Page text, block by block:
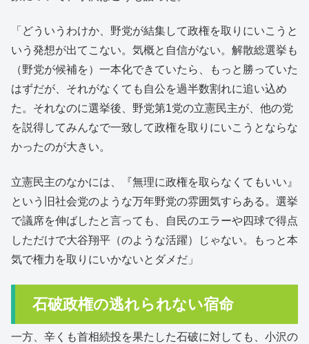
「どういうわけか、野党が結集して政権を取りにいこうと
いう発想が出てこない。気概と自信がない。解散総選挙も
（野党が候補を）一本化できていたら、もっと勝っていた
はずだが、それがなくても自公を過半数割れに追い込め
た。それなのに選挙後、野党第1党の立憲民主が、他の党
を説得してみんなで一致して政権を取りにいこうとならな
かったのが大きい。
立憲民主のなかには、『無理に政権を取らなくてもいい』
という旧社会党のような万年野党の雰囲気すらある。選挙
で議席を伸ばしたと言っても、自民のエラーや四球で得点
しただけで大谷翔平（のような活躍）じゃない。もっと本
気で権力を取りにいかないとダメだ」
石破政権の逃れられない宿命
一方、辛くも首相続投を果たした石破に対しても、小沢の